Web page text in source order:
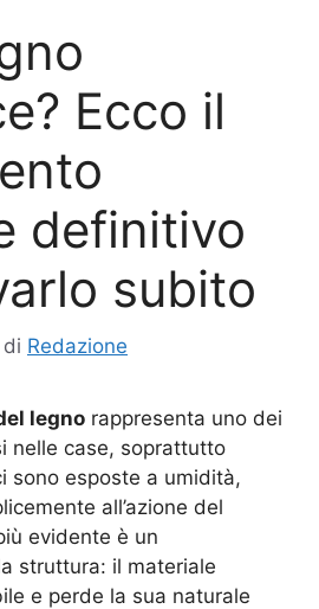
Ecco il
definitivo
subito
di Redazione
legno rappresenta uno dei
nelle case, soprattutto
sono esposte a umidità,
all’azione del
evidente è un
struttura: il materiale
e perde la sua naturale